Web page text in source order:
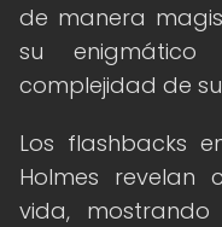
de manera
su
complejidad de
Los flashbacks
Holmes revelan
vida,